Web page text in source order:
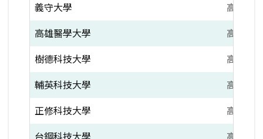
義守大學 高雄市
高雄醫學大學 高雄市
樹德科技大學 高雄市
輔英科技大學 高雄市
正修科技大學 高雄市
台鋼科技大學 高雄市